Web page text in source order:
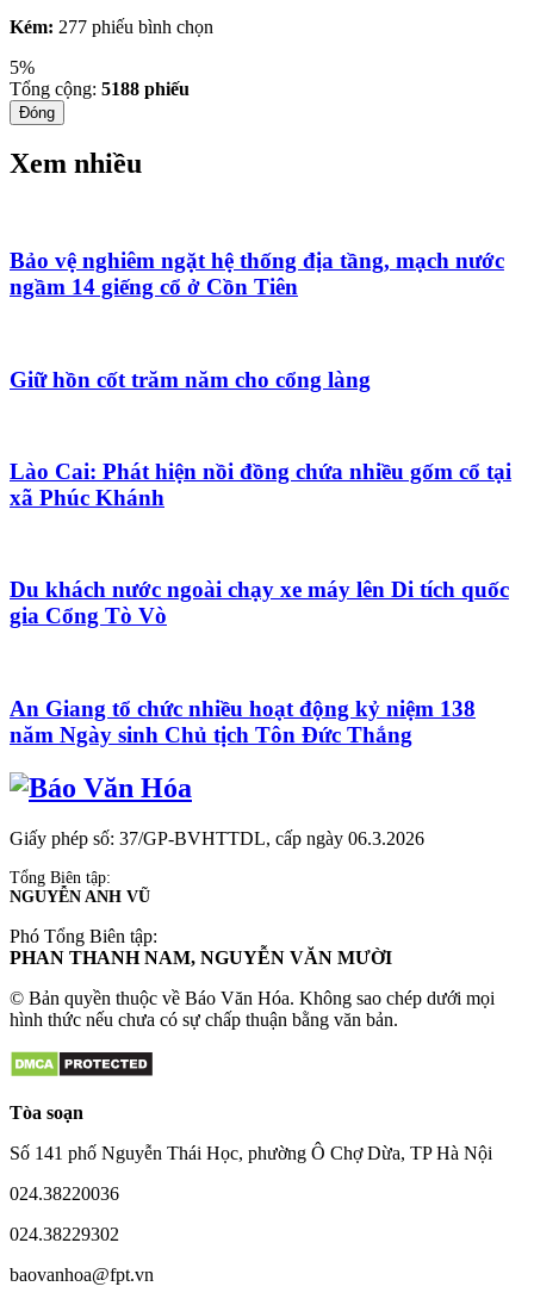
Kém: 277 phiếu bình chọn
5%
Tổng cộng: 5188 phiếu
Đóng
Xem nhiều
Bảo vệ nghiêm ngặt hệ thống địa tầng, mạch nước
ngầm 14 giếng cổ ở Cồn Tiên
Giữ hồn cốt trăm năm cho cổng làng
Lào Cai: Phát hiện nồi đồng chứa nhiều gốm cổ tại
xã Phúc Khánh
Du khách nước ngoài chạy xe máy lên Di tích quốc
gia Cổng Tò Vò
An Giang tổ chức nhiều hoạt động kỷ niệm 138
năm Ngày sinh Chủ tịch Tôn Đức Thắng
Giấy phép số: 37/GP-BVHTTDL, cấp ngày 06.3.2026
Tổng Biên tập:
NGUYỄN ANH VŨ
Phó Tổng Biên tập:
PHAN THANH NAM, NGUYỄN VĂN MƯỜI
© Bản quyền thuộc về Báo Văn Hóa. Không sao chép dưới mọi
hình thức nếu chưa có sự chấp thuận bằng văn bản.
Tòa soạn
Số 141 phố Nguyễn Thái Học, phường Ô Chợ Dừa, TP Hà Nội
024.38220036
024.38229302
baovanhoa@fpt.vn